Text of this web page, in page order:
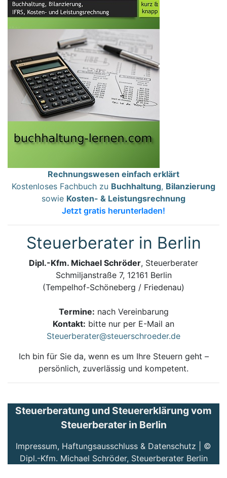
Rechnungswesen einfach erklärt
Kostenloses Fachbuch zu Buchhaltung, Bilanzierung
sowie Kosten- & Leistungsrechnung
Jetzt gratis herunterladen!
Steuerberater in Berlin
Dipl.-Kfm. Michael Schröder, Steuerberater
Schmiljanstraße 7, 12161 Berlin
(Tempelhof-Schöneberg / Friedenau)
Termine: nach Vereinbarung
Kontakt: bitte nur per E-Mail an
Steuerberater@steuerschroeder.de
Ich bin für Sie da, wenn es um Ihre Steuern geht –
persönlich, zuverlässig und kompetent.
Steuerberatung und Steuererklärung vom
Steuerberater in Berlin
Impressum, Haftungsausschluss & Datenschutz | ©
Dipl.-Kfm. Michael Schröder, Steuerberater Berlin